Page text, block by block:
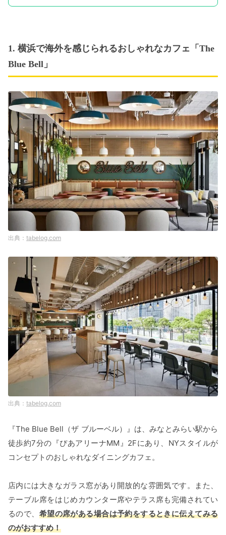
1. 横浜で海外を感じられるおしゃれなカフェ「The
Blue Bell」
tabelog.com
tabelog.com
『The Blue Bell（ザ ブルーベル）』は、みなとみらい駅から
徒歩約7分の『ぴあアリーナMM』2Fにあり、NYスタイルが
コンセプトのおしゃれなダイニングカフェ。
店内には大きなガラス窓があり開放的な雰囲気です。また、
テーブル席をはじめカウンター席やテラス席も完備されてい
るので、 希望の席がある場合は予約をするときに伝えてみる
のがおすすめ！